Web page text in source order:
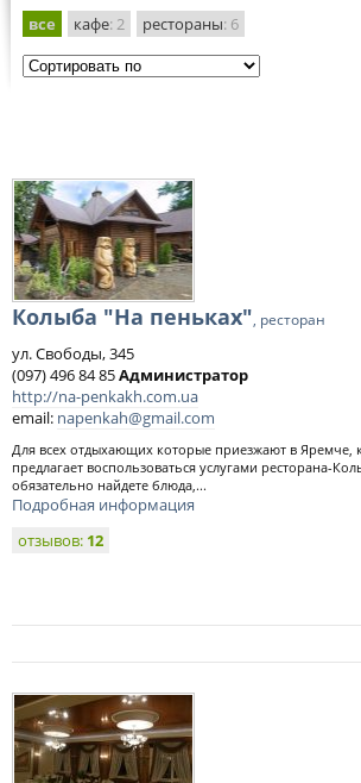
все кафе: 2 рестораны: 6
Колыба "На пеньках", ресторан
ул. Свободы, 345
(097) 496 84 85Администратор
http://na-penkakh.com.ua
email: napenkah@gmail.com
Для всех отдыхающих которые приезжают в Яремче,
предлагает воспользоваться услугами ресторана-
обязательно найдете блюда,...
Подробная информация
отзывов: 12